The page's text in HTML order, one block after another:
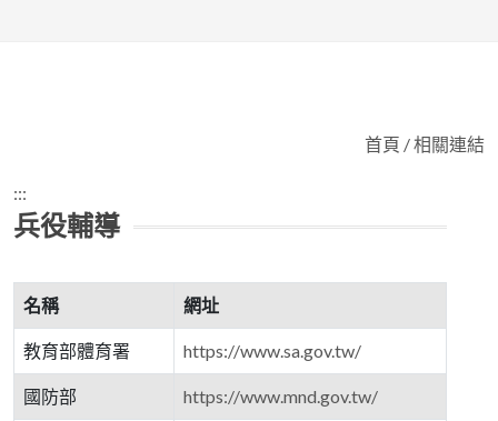
首頁 /相關連結
:::
兵役輔導
名稱 網址
教育部體育署 https://www.sa.gov.tw/
國防部 https://www.mnd.gov.tw/